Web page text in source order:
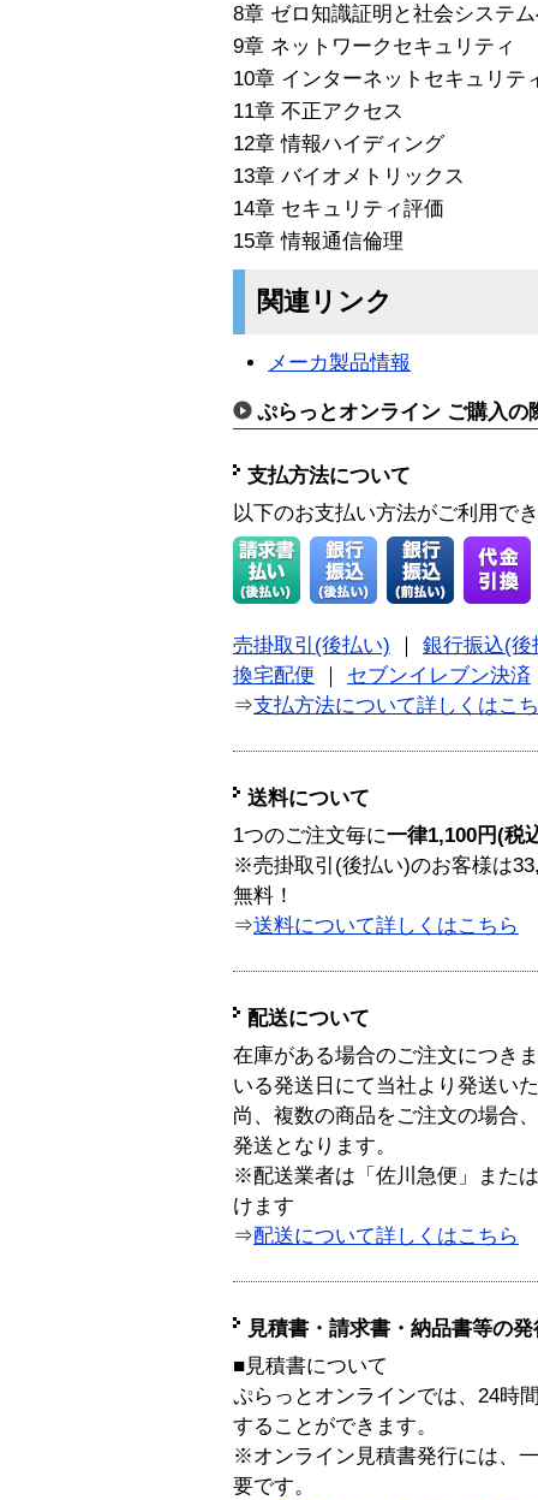
8章 ゼロ知識証明と社会システ
9章 ネットワークセキュリティ
10章 インターネットセキュリテ
11章 不正アクセス
12章 情報ハイディング
13章 バイオメトリックス
14章 セキュリティ評価
15章 情報通信倫理
関連リンク
メーカ製品情報
ぷらっとオンライン ご購入の
支払方法について
以下のお支払い方法がご利用で
売掛取引(後払い)
銀行振込(後
換宅配便
セブンイレブン決済
⇒支払方法について詳しくはこ
送料について
1つのご注文毎に一律1,100円(税
※売掛取引(後払い)のお客様は
無料！
⇒送料について詳しくはこちら
配送について
在庫がある場合のご注文につき
いる発送日にて当社より発送い
尚、複数の商品をご注文の場合
発送となります。
※配送業者は「佐川急便」また
けます
⇒配送について詳しくはこちら
見積書・請求書・納品書等の
■見積書について
ぷらっとオンラインでは、24時
することができます。
※オンライン見積書発行には、
要です。